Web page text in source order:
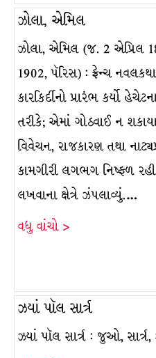
ઝોલા, એમિલ
ઝોલા, એમિલ (જ. 2 એપ્રિલ
1902, પૅરિસ) : ફ્રેન્ચ
કારકિર્દીનો પ્રારંભ કર્યો
તરીકે; એમાં ગોઠવાઈ ન
વિવેચન, રાજકારણ તથા
કામગીરી લગભગ નિષ્ફળ
લખવાના ક્ષેત્રે ઝંપલાવ્યું.…
વધુ વાંચો >
ઝ્યાં પૉલ સાર્ત્ર
ઝ્યાં પૉલ સાર્ત્ર : જુઓ,